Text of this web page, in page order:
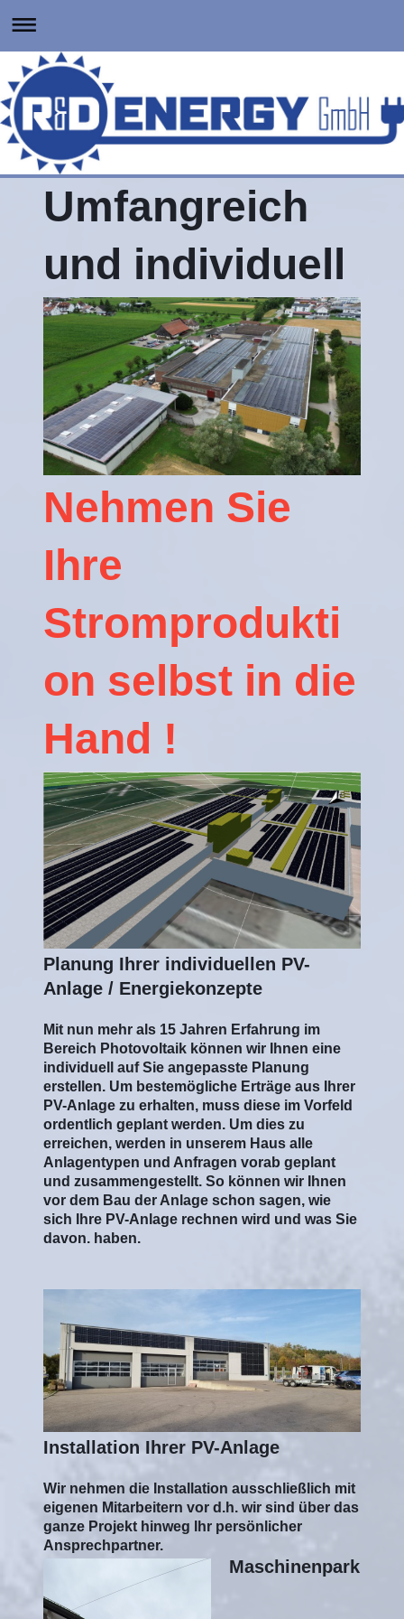
Umfangreich
und individuell
Nehmen Sie
Ihre
Stromprodukti
on selbst in die
Hand !
Planung Ihrer individuellen PV-
Anlage / Energiekonzepte
Mit nun mehr als 15 Jahren Erfahrung im
Bereich Photovoltaik können wir Ihnen eine
individuell auf Sie angepasste Planung
erstellen. Um bestemögliche Erträge aus Ihrer
PV-Anlage zu erhalten, muss diese im Vorfeld
ordentlich geplant werden. Um dies zu
erreichen, werden in unserem Haus alle
Anlagentypen und Anfragen vorab geplant
und zusammengestellt. So können wir Ihnen
vor dem Bau der Anlage schon sagen, wie
sich Ihre PV-Anlage rechnen wird und was Sie
davon. haben.
Installation Ihrer PV-Anlage
Wir nehmen die Installation ausschließlich mit
eigenen Mitarbeitern vor d.h. wir sind über das
ganze Projekt hinweg Ihr persönlicher
Ansprechpartner.
Maschinenpark